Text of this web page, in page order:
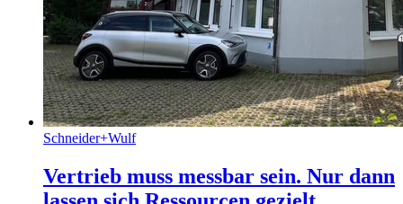
Schneider+Wulf
Vertrieb muss messbar sein. Nur dann